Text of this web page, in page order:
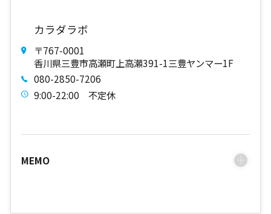
カラダラボ
〒767-0001
​香川県三豊市高瀬町上高瀬391-1三豊ヤンマー1F
080-2850-7206
9:00-22:00 不定休
MEMO